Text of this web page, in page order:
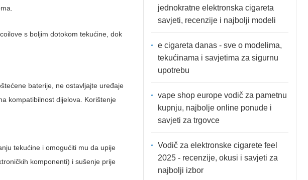
s boljim dotokom tekućine, dok
baterije, ne ostavljajte uređaje
kompatibilnost dijelova. Korištenje
tekućine i omogućiti mu da upije
komponenti) i sušenje prije
jednokratne elektronska cigareta
savjeti, recenzije i najbolji modeli
e cigareta danas - sve o modelima,
tekućinama i savjetima za sigurnu
upotrebu
vape shop europe vodič za pametnu
kupnju, najbolje online ponude i
savjeti za trgovce
Vodič za elektronske cigarete feel
2025 - recenzije, okusi i savjeti za
najbolji izbor